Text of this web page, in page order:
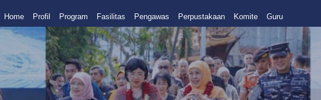
Home Profil Program Fasilitas Pengawas Perpustakaan Komite Guru